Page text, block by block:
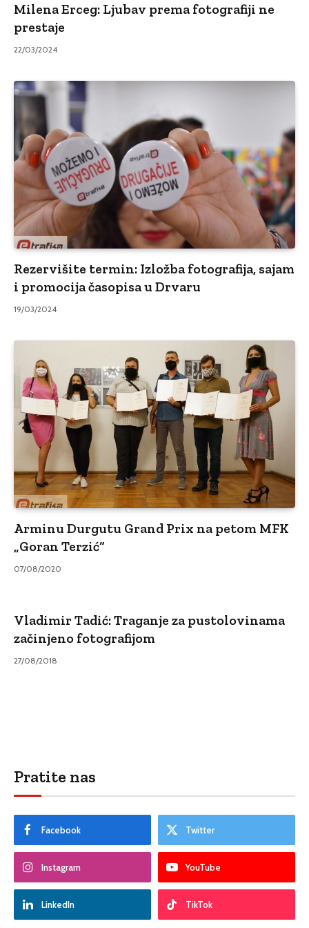
Milena Erceg: Ljubav prema fotografiji ne
prestaje
22/03/2024
Rezervišite termin: Izložba fotografija, sajam
i promocija časopisa u Drvaru
19/03/2024
Arminu Durgutu Grand Prix na petom MFK
„Goran Terzić“
07/08/2020
Vladimir Tadić: Traganje za pustolovinama
začinjeno fotografijom
27/08/2018
Pratite nas
Facebook Twitter
Instagram YouTube
LinkedIn TikTok